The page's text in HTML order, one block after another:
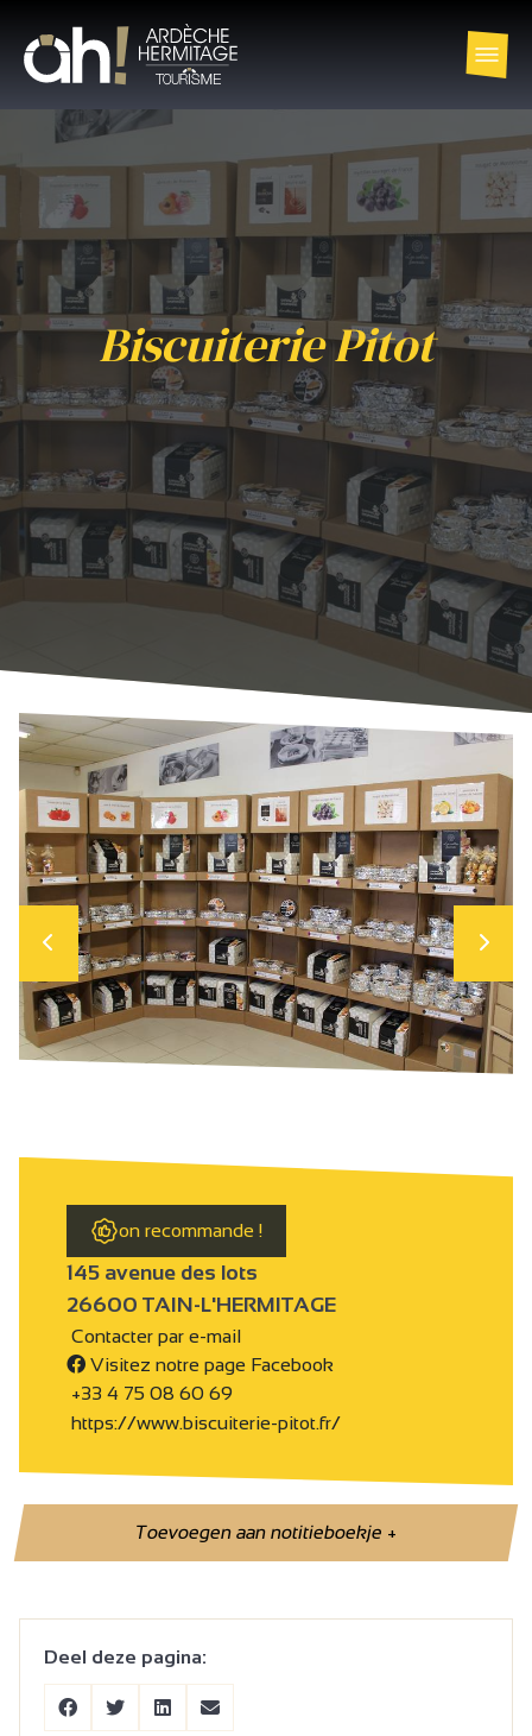
Biscuiterie Pitot
on recommande !
145 avenue des lots
26600 TAIN-L'HERMITAGE
Contacter par e-mail
Visitez notre page Facebook
+33 4 75 08 60 69
https://www.biscuiterie-pitot.fr/
Toevoegen aan notitieboekje+
Deel deze pagina: